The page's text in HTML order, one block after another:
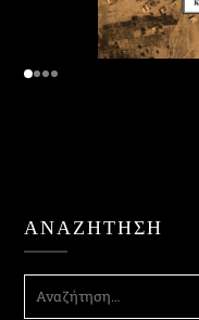
ΑΝΑΖΉΤΗΣΗ
ΓΙΑ: